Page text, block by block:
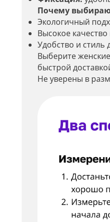
Почему
Экологичный
Высокое
Удобство и стиль
Выберите
быстрой
Не уверены в